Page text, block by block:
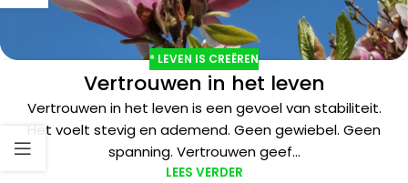
* LEVEN IS CREËREN
Vertrouwen in het leven
Vertrouwen in het leven is een gevoel van stabiliteit.
Het voelt stevig en ademend. Geen gewiebel. Geen
spanning. Vertrouwen geef...
LEES VERDER